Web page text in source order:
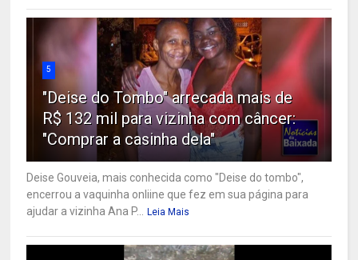
5
"Deise do Tombo" arrecada mais de
R$ 132 mil para vizinha com câncer:
"Comprar a casinha dela"
Deise Gouveia, mais conhecida como "Deise do tombo",
encerrou a vaquinha onliine que fez em sua página para
ajudar a vizinha Ana P...
Leia Mais